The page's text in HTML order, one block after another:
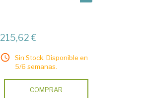
215,62 €
Sin Stock. Disponible en
5/6 semanas.
COMPRAR